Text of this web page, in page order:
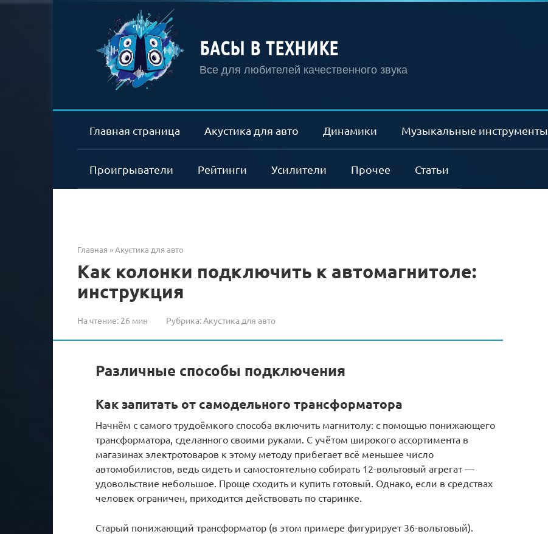
БАСЫ В ТЕХНИКЕ
Все для любителей качественного звука
Главная страница Акустика для авто Динамики Музыкальные инструменты
Проигрыватели Рейтинги Усилители Прочее Статьи
Главная »Акустика для авто
Как колонки подключить к автомагнитоле:
инструкция
На чтение: 26 мин Рубрика:Акустика для авто
Различные способы подключения
Как запитать от самодельного трансформатора
Начнём с самого трудоёмкого способа включить магнитолу: с помощью понижающего
трансформатора, сделанного своими руками. С учётом широкого ассортимента в
магазинах электротоваров к этому методу прибегает всё меньшее число
автомобилистов, ведь сидеть и самостоятельно собирать 12-вольтовый агрегат —
удовольствие небольшое. Проще сходить и купить готовый. Однако, если в средствах
человек ограничен, приходится действовать по старинке.
Старый понижающий трансформатор (в этом примере фигурирует 36-вольтовый).